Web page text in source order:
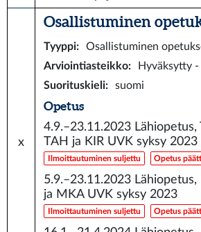
x
Osallistuminen
Tyyppi:
Osallistuminen
Arviointiasteikko:
Hyväksytty
Suorituskieli: suomi
Opetus
4.9.–23.11.2023 Lähiopetus,
TAH ja KIR UVK syksy 2023
Ilmoittautuminen suljettu Opetus
5.9.–23.11.2023 Lähiopetus,
ja MKA UVK syksy 2023
Ilmoittautuminen suljettu Opetus